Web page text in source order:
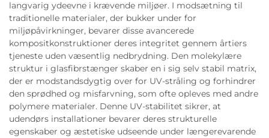
langvarig ydeevne i krævende miljøer. I modsætning til
traditionelle materialer, der bukker under for
miljøpåvirkninger, bevarer disse avancerede
kompositkonstruktioner deres integritet gennem årtiers
tjeneste uden væsentlig nedbrydning. Den molekylære
struktur i glasfibrstænger skaber en i sig selv stabil matrix,
der er modstandsdygtig over for UV-stråling og forhindrer
den sprødhed og misfarvning, som ofte opleves med andre
polymere materialer. Denne UV-stabilitet sikrer, at
udendørs installationer bevarer deres strukturelle
egenskaber og æstetiske udseende under længerevarende